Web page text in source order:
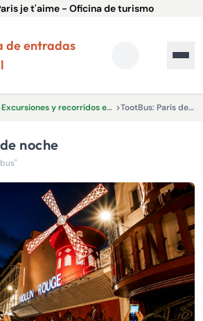
je t'aime - Oficina de turismo
Excursiones y recorridos en autobús > TootBus: París de noche
noche